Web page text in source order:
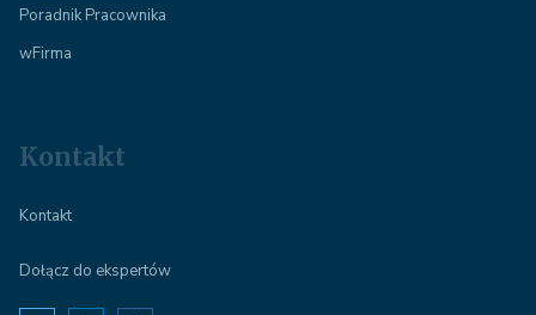
Poradnik Pracownika
wFirma
Kontakt
Kontakt
Dołącz do ekspertów